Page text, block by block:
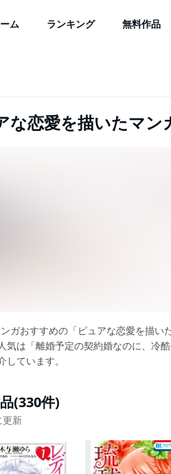
ム ランキング 無料作品
な恋愛を描いたマン
ガおすすめの「ピュアな恋愛を描い
気は「離婚予定の契約婚なのに、冷
しています。
(330件)
更新